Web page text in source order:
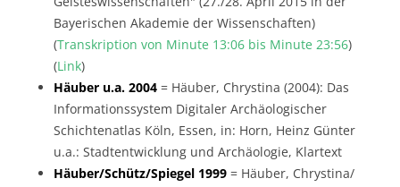
Bayerischen Akademie der Wissenschaften)
(Transkription von Minute 13:06 bis Minute 23:56)
(Link)
Häuber u.a. 2004 = Häuber, Chrystina (2004): Das
Informationssystem Digitaler Archäologischer
Schichtenatlas Köln, Essen, in: Horn, Heinz Günter
u.a.: Stadtentwicklung und Archäologie, Klartext
Häuber/Schütz/Spiegel 1999 = Häuber, Chrystina/